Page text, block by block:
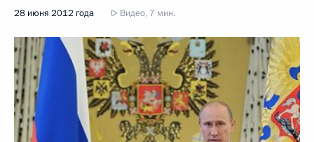
28 июня 2012 года Видео, 7 мин.